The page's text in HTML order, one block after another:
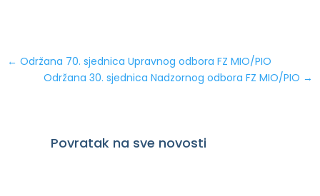
← Održana 70. sjednica Upravnog odbora FZ MIO/PIO
Održana 30. sjednica Nadzornog odbora FZ MIO/PIO →
Povratak na sve novosti